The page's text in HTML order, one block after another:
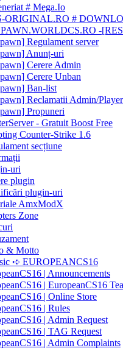
# Mega.Io
ORIGINAL.RO #
-
Regulament server
Anunț-uri
Cerere Admin
Cerere Unban
Ban-list
Reclamatii Admin/Player
Propuneri
- Gratuit Boost Free
Counter-Strike 1.6
secțiune
uri
plugin
plugin-uri
AmxModX
Zone
& Motto
➪ EUROPEANCS16
| Announcements
| EuropeanCS16
| Online Store
| Rules
| Admin Request
| TAG Request
| Admin Complaints